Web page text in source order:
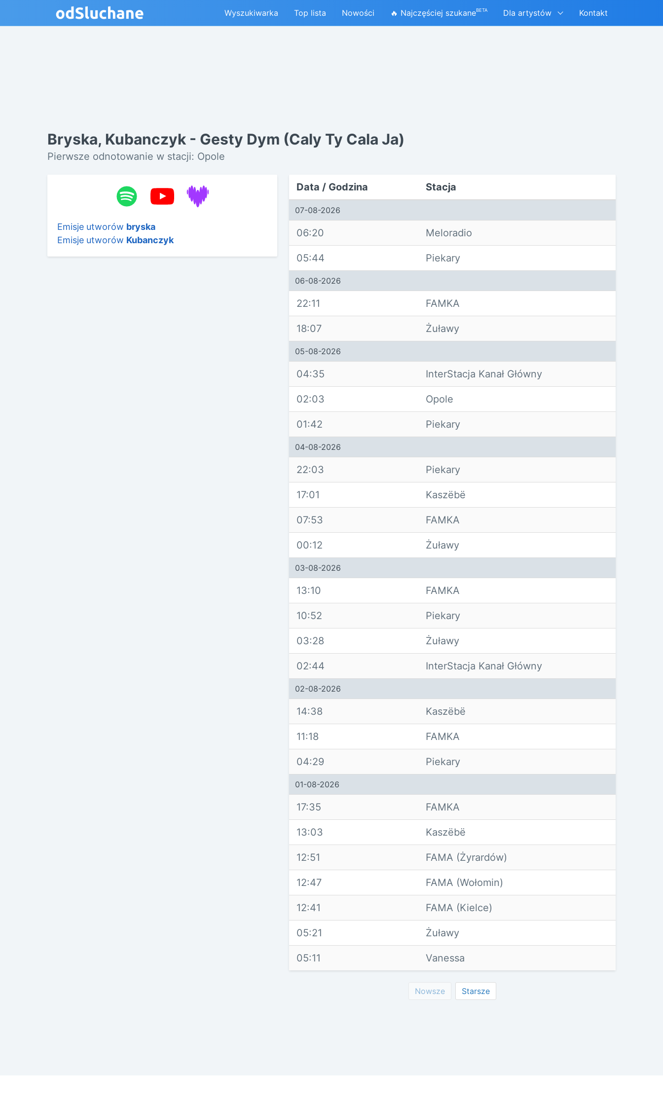
Wyszukiwarka Top lista Nowości 🔥 Najczęściej szukaneBETA Dla artystów Kontakt
Bryska, Kubanczyk - Gesty Dym (Caly Ty Cala Ja)
Pierwsze odnotowanie w stacji: Opole
Emisje utworów bryska
Emisje utworów Kubanczyk
Data / Godzina Stacja
07-08-2026
06:20 Meloradio
05:44 Piekary
06-08-2026
22:11 FAMKA
18:07 Żuławy
05-08-2026
04:35 InterStacja Kanał Główny
02:03 Opole
01:42 Piekary
04-08-2026
22:03 Piekary
17:01 Kaszëbë
07:53 FAMKA
00:12 Żuławy
03-08-2026
13:10 FAMKA
10:52 Piekary
03:28 Żuławy
02:44 InterStacja Kanał Główny
02-08-2026
14:38 Kaszëbë
11:18 FAMKA
04:29 Piekary
01-08-2026
17:35 FAMKA
13:03 Kaszëbë
12:51 FAMA (Żyrardów)
12:47 FAMA (Wołomin)
12:41 FAMA (Kielce)
05:21 Żuławy
05:11 Vanessa
Nowsze Starsze